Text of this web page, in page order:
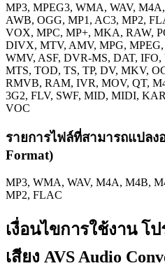
MP3, MPEG3, WMA, WAV,
AWB, OGG, MP1, AC3, MP2,
VOX, MPC, MP+, MKA, RAW,
DIVX, MTV, AMV, MPG,
WMV, ASF, DVR-MS, DAT,
MTS, TOD, TS, TP, DV, MKV,
RMVB, RAM, IVR, MOV, QT,
3G2, FLV, SWF, MID, MIDI,
VOC
รายการไฟล์ที่สามารถแปลง
Format)
MP3, WMA, WAV, M4A, M4B,
MP2, FLAC
เงื่อนไขการใช้งาน โ
เสียง AVS Audio